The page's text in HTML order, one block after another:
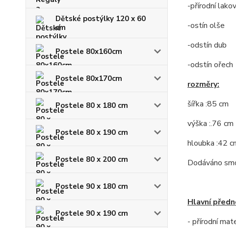
Dětské postýlky 120 x 60
cm
Postele 80x160cm
Postele 80x170cm
Postele 80 x 180 cm
Postele 80 x 190 cm
Postele 80 x 200 cm
Postele 90 x 180 cm
Postele 90 x 190 cm
-přírodní
-ostín olše
-odstín dub
-odstín ořech
rozměry:
šířka :85 cm
výška :.76 cm
hloubka :42
Dodáváno
Hlavní
- přírodní